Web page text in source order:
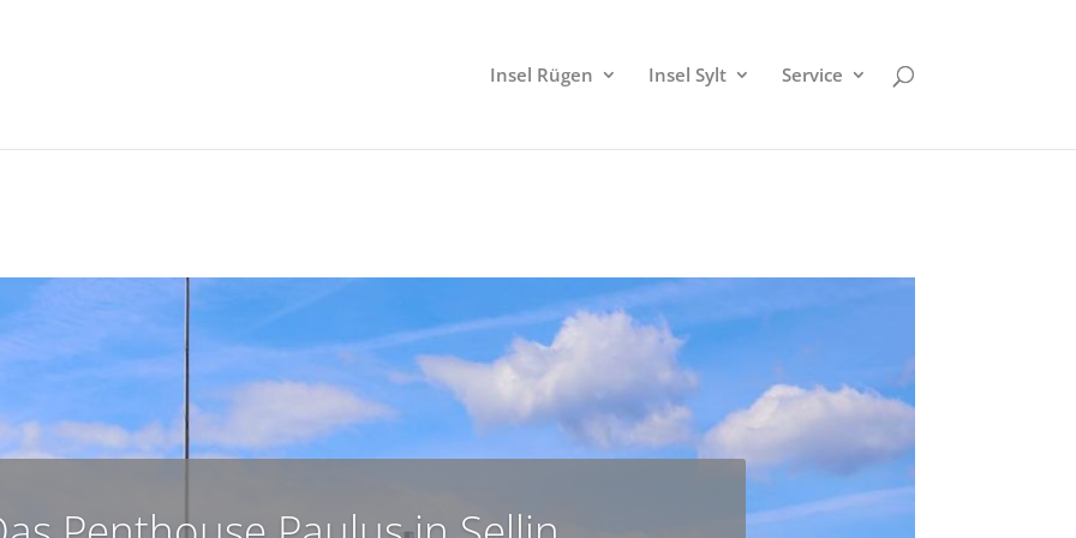
Insel Rügen Insel Sylt Service